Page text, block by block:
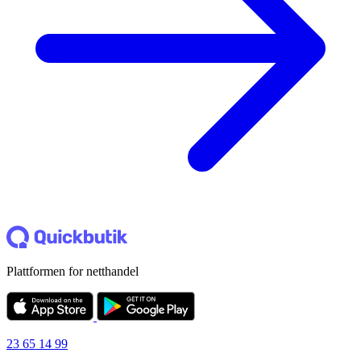
Plattformen for netthandel
23 65 14 99